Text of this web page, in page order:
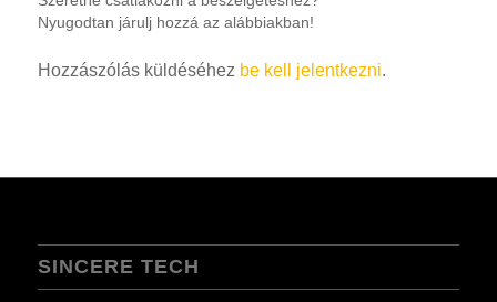
Nyugodtan járulj hozzá az alábbiakban!
Hozzászólás küldéséhez be kell jelentkezni.
SINCERE TECH